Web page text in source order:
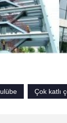
Çok katlı